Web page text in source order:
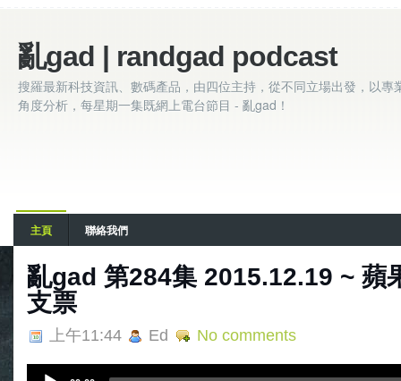
亂gad | randgad podcast
搜羅最新科技資訊、數碼產品，由四位主持，從不同立場出發，以專
角度分析，每星期一集既網上電台節目 - 亂gad！
主頁 聯絡我們
亂gad 第284集 2015.12.19 ~ 蘋
支票
上午11:44 Ed No comments